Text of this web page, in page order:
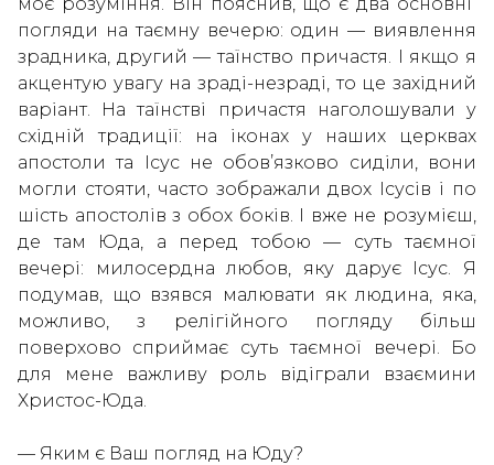
погляди на таємну вечерю: один — виявлення
зрадника, другий — таїнство причастя. І якщо я
акцентую увагу на зраді-незраді, то це західний
варіант. На таїнстві причастя наголошували у
східній традиції: на іконах у наших церквах
апостоли та Ісус не обов’язково сиділи, вони
могли стояти, часто зображали двох Ісусів і по
шість апостолів з обох боків. І вже не розумієш,
де там Юда, а перед тобою — суть таємної
вечері: милосердна любов, яку дарує Ісус. Я
подумав, що взявся малювати як людина, яка,
можливо, з релігійного погляду більш
поверхово сприймає суть таємної вечері. Бо
для мене важливу роль відіграли взаємини
Христос-Юда.
— Яким є Ваш погляд на Юду?